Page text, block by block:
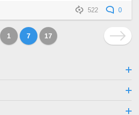
522 0
1 7 17